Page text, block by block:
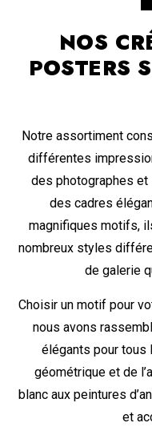
NOS
POSTERS
Notre assortiment
différentes
des photographes
des cadres
magnifiques motifs,
nombreux styles
de galerie
Choisir un motif pour
nous avons
élégants pour tous
géométrique et de
blanc aux peintures
et